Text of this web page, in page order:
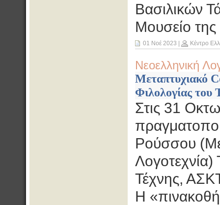
Βασιλικών
Μουσείο της
01 Νοέ 2023 Κέντρο
Νεοελληνική
Μεταπτυχιακό
Φιλολογίας
Στις 31
Ρούσσου
Λογοτεχνία)
Τέχνης,
Η